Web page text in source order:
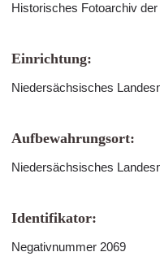
Historisches Fotoarchiv
Einrichtung:
Niedersächsisches
Aufbewahrungsort:
Niedersächsisches
Identifikator:
Negativnummer 2069